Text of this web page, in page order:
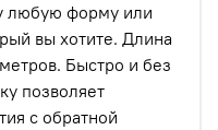
любую форму или
вы хотите. Длина
Быстро и без
позволяет
с обратной